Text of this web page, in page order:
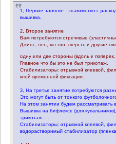
1, Первое занятие - знакомство с
вышивка.
2, Второе занятие
Вам потребуются стречивые
Джинс, лен, коттон, шерсть и другие
одну или две стороны (вдоль и поперек,
Главное что бы это не был трикотаж.
Стабилизаторы: отрывной клеевой,
клей временной фиксации.
3, На третье занятие потребуются
Это могут быть от тонкого
На этом занятии будем рассматривать
Вышивка на бифлексе (для
трикотаж......
Стабилизаторы: отрывной клеевой,
водорастворимый стабилизатор